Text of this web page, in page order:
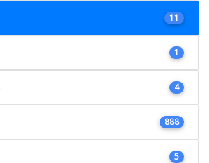
11
1
4
888
5